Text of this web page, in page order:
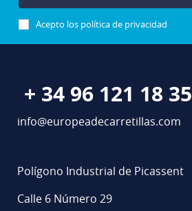
Acepto los política de privacidad
+ 34 96 121 18 35
info@europeadecarretillas.com
Polígono Industrial de Picassent
Calle 6 Número 29